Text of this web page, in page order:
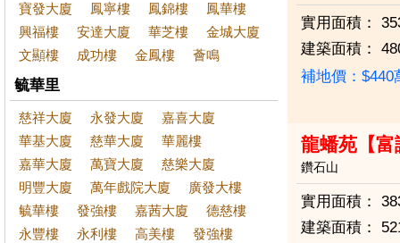
寶發大廈
鳳寧樓 鳳錦樓
鳳華樓
興福樓
安達大廈 華芝樓
金城大廈
文顯樓
成功樓 金鳳樓 薈鳴
毓華里
慈祥大廈 永發大廈
嘉喜大廈
華基大廈
慈華大廈
華麗樓
嘉華大廈
萬寶大廈
慈樂大廈
明豐大廈
萬年戲院大廈
廣發大樓
毓華樓
發強樓 嘉茜大廈
德慈樓
永豐樓
永利樓 高美樓 發強樓
實用面積：
建築面積：
補地價：
龍蟠苑【富
鑽石山
實用面積：
建築面積：